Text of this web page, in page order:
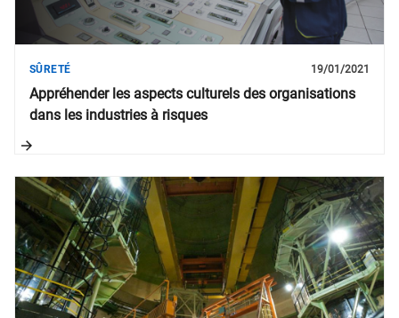
Appréhender les aspects culturels des organisations
dans les industries à risques
SÛRETÉ 19/01/2021